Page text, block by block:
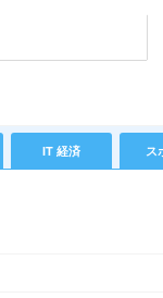
IT 経済 ス